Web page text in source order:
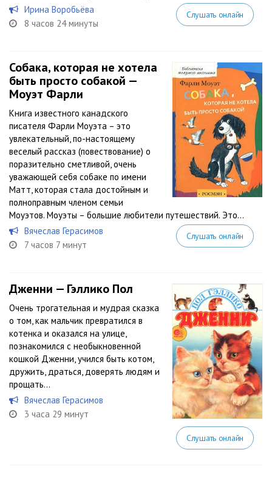
Ирина Воробьёва
8 часов 24 минуты
Слушать онлайн
Собака, которая не хотела
быть просто собакой —
Моуэт Фарли
Книга известного канадского
писателя Фарли Моуэта – это
увлекательный, по-настоящему
веселый рассказ (повествование) о
поразительно сметливой, очень
уважающей себя собаке по имени
Матт, которая стала достойным и
полноправным членом семьи
Моуэтов. Моуэты – большие любители путешествий. Это...
Вячеслав Герасимов
7 часов 7 минут
Слушать онлайн
Дженни — Гэллико Пол
Очень трогательная и мудрая сказка
о том, как мальчик превратился в
котенка и оказался на улице,
познакомился с необыкновенной
кошкой Дженни, учился быть котом,
дружить, драться, доверять людям и
прощать…
Вячеслав Герасимов
3 часа 29 минут
Слушать онлайн